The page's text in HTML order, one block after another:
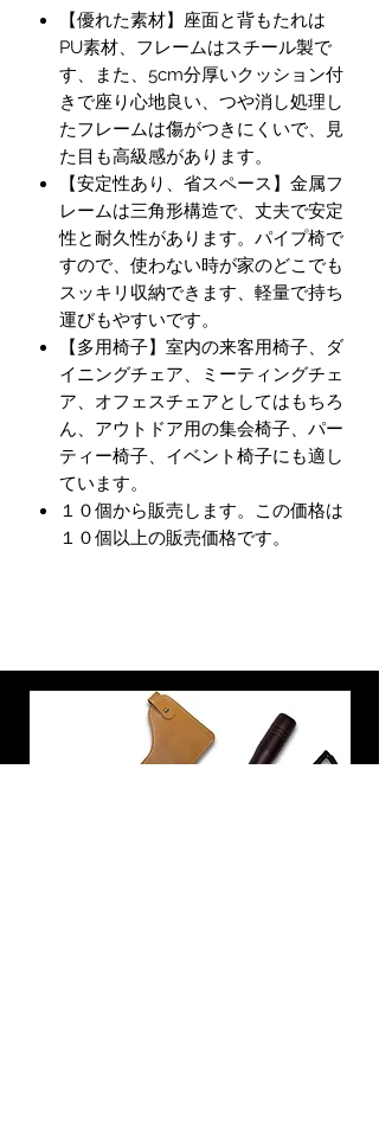
【優れた素材】座面と背もたれは
PU素材、フレームはスチール製で
す、また、5cm分厚いクッション付
きで座り心地良い、つや消し処理し
たフレームは傷がつきにくいで、見
た目も高級感があります。
【安定性あり、省スペース】金属フ
レームは三角形構造で、丈夫で安定
性と耐久性があります。パイプ椅で
すので、使わない時が家のどこでも
スッキリ収納できます、軽量で持ち
運びもやすいです。
【多用椅子】室内の来客用椅子、ダ
イニングチェア、ミーティングチェ
ア、オフェスチェアとしてはもちろ
ん、アウトドア用の集会椅子、パー
ティー椅子、イベント椅子にも適し
ています。
１０個から販売します。この価格は
１０個以上の販売価格です。